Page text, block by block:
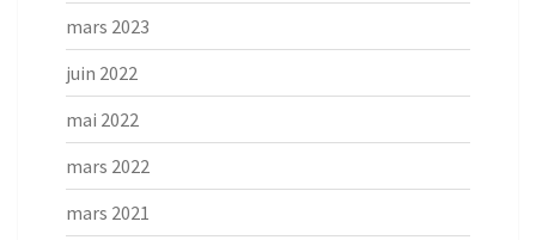
mars 2023
juin 2022
mai 2022
mars 2022
mars 2021